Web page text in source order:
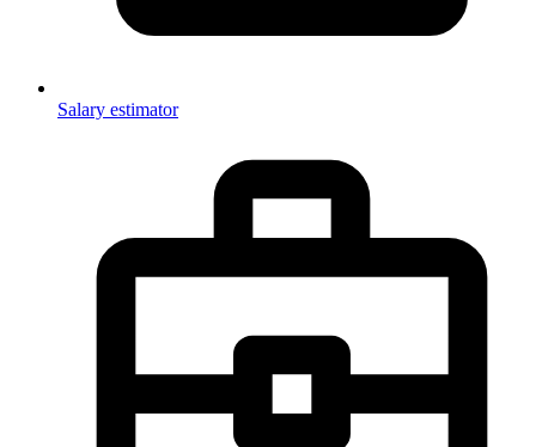
Salary estimator